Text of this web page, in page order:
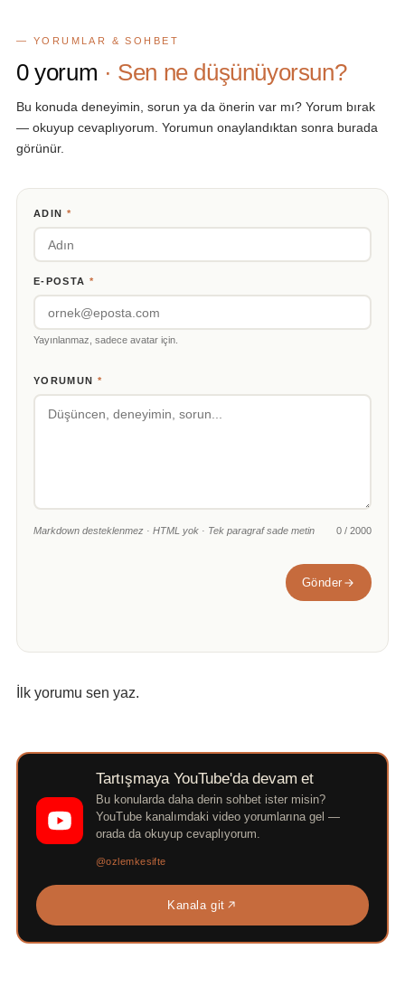
— YORUMLAR & SOHBET
0yorum · Sen ne düşünüyorsun?
Bu konuda deneyimin, sorun ya da önerin var mı? Yorum bırak
— okuyup cevaplıyorum. Yorumun onaylandıktan sonra burada
görünür.
ADIN *
E-POSTA *
Yayınlanmaz, sadece avatar için.
YORUMUN *
Markdown desteklenmez · HTML yok · Tek paragraf sade metin 0 / 2000
Gönder
İlk yorumu sen yaz.
Tartışmaya YouTube'da devam et
Bu konularda daha derin sohbet ister misin?
YouTube kanalımdaki video yorumlarına gel —
orada da okuyup cevaplıyorum.
@ozlemkesifte
Kanala git